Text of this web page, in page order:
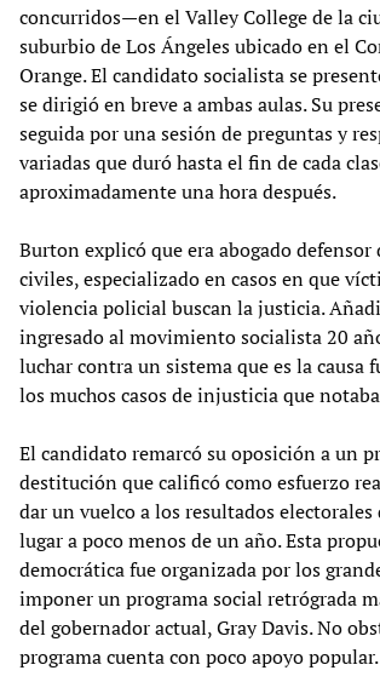
concurridos—en el Valley College de la
suburbio de Los Ángeles ubicado en el
Orange. El candidato socialista se
se dirigió en breve a ambas aulas. Su
seguida por una sesión de preguntas y
variadas que duró hasta el fin de cada
aproximadamente una hora después.
Burton explicó que era abogado defensor
civiles, especializado en casos en que
violencia policial buscan la justicia.
ingresado al movimiento socialista 20
luchar contra un sistema que es la causa
los muchos casos de injusticia que
El candidato remarcó su oposición a un
destitución que calificó como esfuerzo
dar un vuelco a los resultados
lugar a poco menos de un año. Esta
democrática fue organizada por los
imponer un programa social retrógrada
del gobernador actual, Gray Davis. No
programa cuenta con poco apoyo popular.